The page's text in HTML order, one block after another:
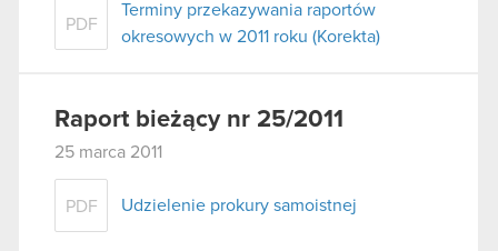
PDF
Terminy przekazywania raportów
okresowych w 2011 roku (Korekta)
Raport bieżący nr 25/2011
25 marca 2011
PDF Udzielenie prokury samoistnej